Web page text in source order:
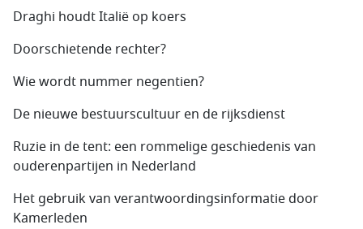
Draghi houdt Italië op koers
Doorschietende rechter?
Wie wordt nummer negentien?
De nieuwe bestuurscultuur en de rijksdienst
Ruzie in de tent: een rommelige geschiedenis van
ouderenpartijen in Nederland
Het gebruik van verantwoordingsinformatie door
Kamerleden